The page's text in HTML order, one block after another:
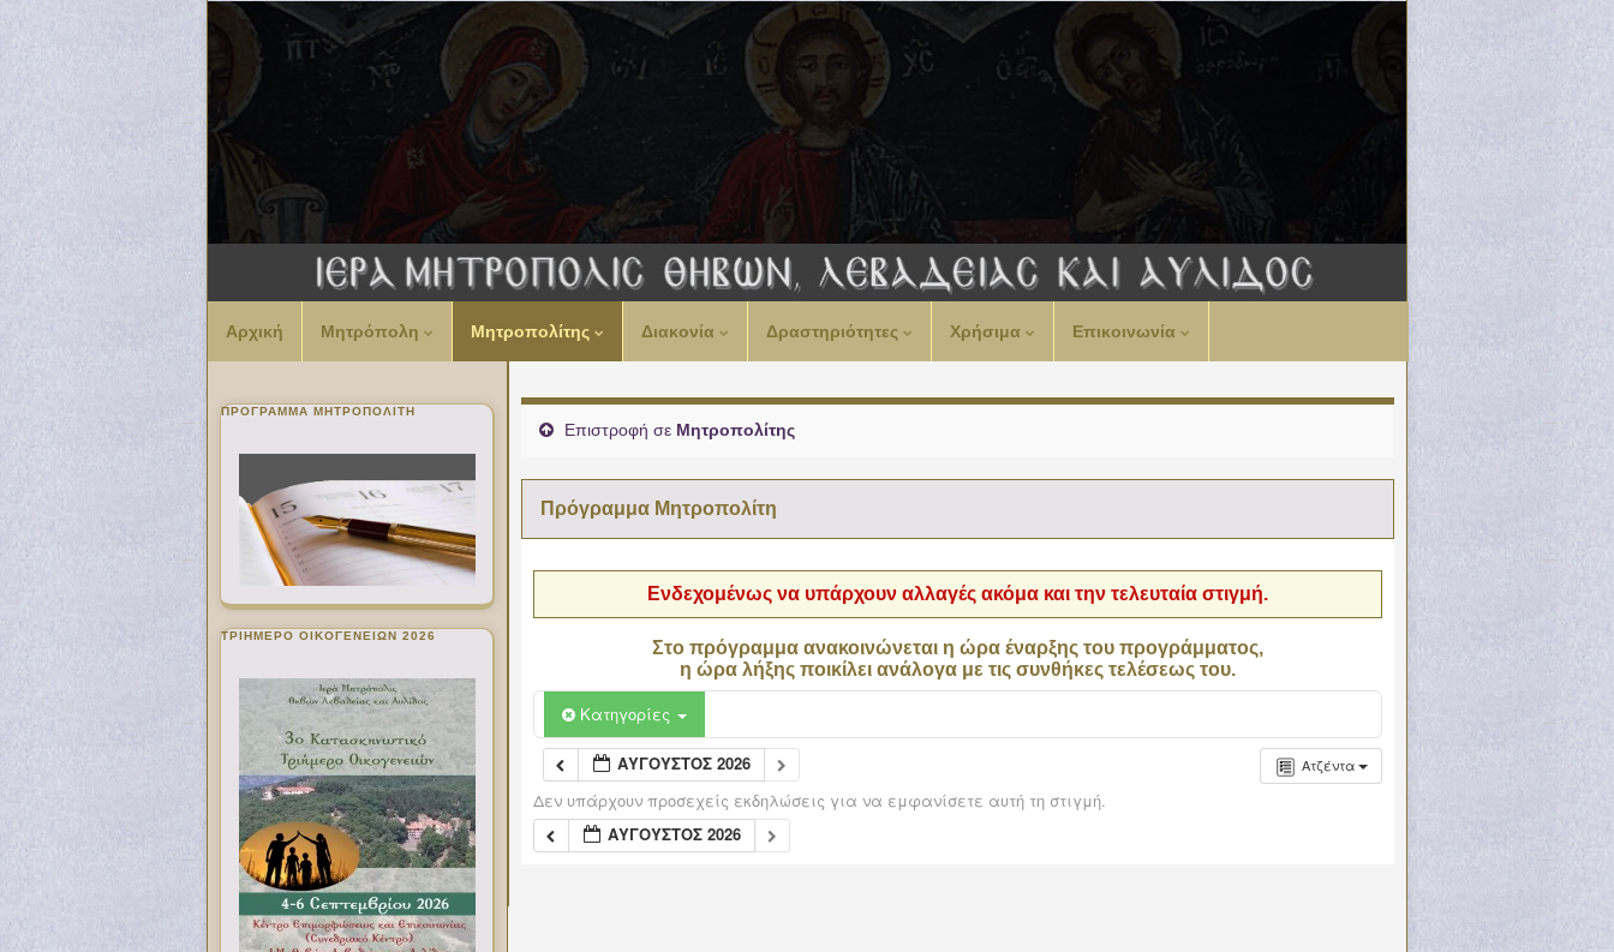
Αρχική Μητρόπολη Μητροπολίτης Διακονία Δραστηριότητες Χρήσιμα Επικοινωνία
Επιστροφή σε Μητροπολίτης
Πρόγραμμα Μητροπολίτη
Ενδεχομένως να υπάρχουν αλλαγές ακόμα και την τελευταία στιγμή.
Στο πρόγραμμα ανακοινώνεται η ώρα έναρξης του προγράμματος,
η ώρα λήξης ποικίλει ανάλογα με τις συνθήκες τελέσεως του.
Κατηγορίες
Ατζέντα
ΑΎΓΟΥΣΤΟΣ 2026
Δεν υπάρχουν προσεχείς εκδηλώσεις για να εμφανίσετε αυτή τη στιγμή.
ΑΎΓΟΥΣΤΟΣ 2026
ΠΡΌΓΡΑΜΜΑ ΜΗΤΡΟΠΟΛΊΤΗ
ΤΡΙΗΜΕΡΟ ΟΙΚΟΓΕΝΕΙΩΝ 2026